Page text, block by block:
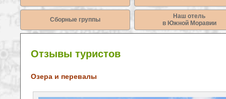
Сборные группы
Наш отель
в Южной Моравии
Отзывы туристов
Озера и перевалы